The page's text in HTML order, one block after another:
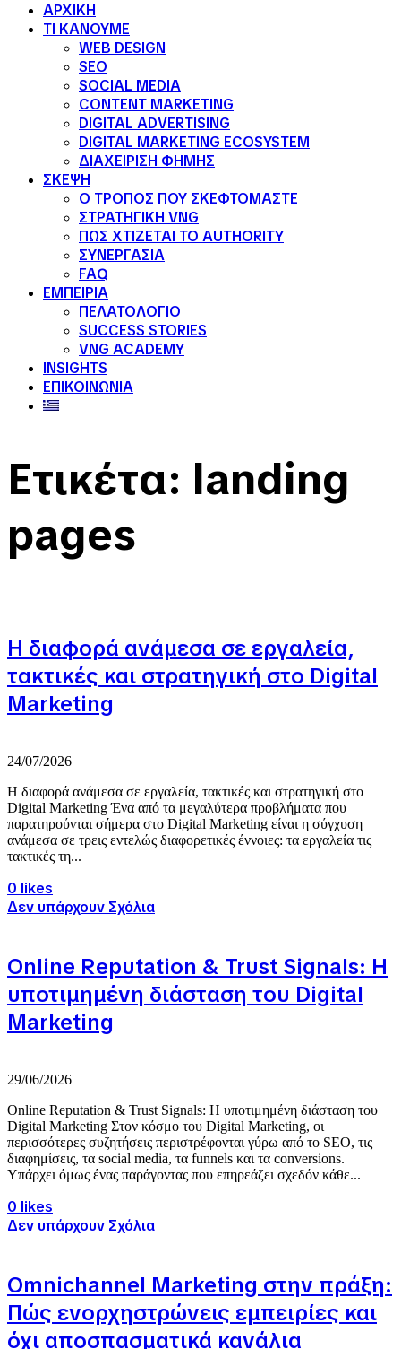
ΑΡΧΙΚΗ
ΤΙ ΚΑΝΟΥΜΕ
WEB DESIGN
SEO
SOCIAL MEDIA
CONTENT MARKETING
DIGITAL ADVERTISING
DIGITAL MARKETING ECOSYSTEM
ΔΙΑΧΕΙΡΙΣΗ ΦΗΜΗΣ
ΣΚΕΨΗ
Ο ΤΡΟΠΟΣ ΠΟΥ ΣΚΕΦΤΟΜΑΣΤΕ
ΣΤΡΑΤΗΓΙΚΗ VNG
ΠΩΣ ΧΤΙΖΕΤΑΙ ΤΟ AUTHORITY
ΣΥΝΕΡΓΑΣΙΑ
FAQ
ΕΜΠΕΙΡΙΑ
ΠΕΛΑΤΟΛΟΓΙΟ
SUCCESS STORIES
VNG ACADEMY
INSIGHTS
ΕΠΙΚΟΙΝΩΝΙΑ
Ετικέτα: landing
pages
Η διαφορά ανάμεσα σε εργαλεία,
τακτικές και στρατηγική στο Digital
Marketing
24/07/2026
Η διαφορά ανάμεσα σε εργαλεία, τακτικές και στρατηγική στο
Digital Marketing Ένα από τα μεγαλύτερα προβλήματα που
παρατηρούνται σήμερα στο Digital Marketing είναι η σύγχυση
ανάμεσα σε τρεις εντελώς διαφορετικές έννοιες: τα εργαλεία τις
τακτικές τη...
0 likes
Δεν υπάρχουν Σχόλια
Online Reputation & Trust Signals: Η
υποτιμημένη διάσταση του Digital
Marketing
29/06/2026
Online Reputation & Trust Signals: Η υποτιμημένη διάσταση του
Digital Marketing Στον κόσμο του Digital Marketing, οι
περισσότερες συζητήσεις περιστρέφονται γύρω από το SEO, τις
διαφημίσεις, τα social media, τα funnels και τα conversions.
Υπάρχει όμως ένας παράγοντας που επηρεάζει σχεδόν κάθε...
0 likes
Δεν υπάρχουν Σχόλια
Omnichannel Marketing στην πράξη:
Πώς ενορχηστρώνεις εμπειρίες και
όχι αποσπασματικά κανάλια